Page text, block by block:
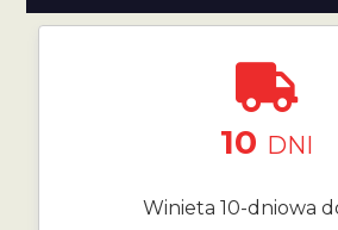
10 DNI
Winieta 10-dniowa